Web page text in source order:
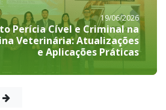
19/06/2026
Perícia Cível e Criminal na
Veterinária: Atualizações
e Aplicações Práticas